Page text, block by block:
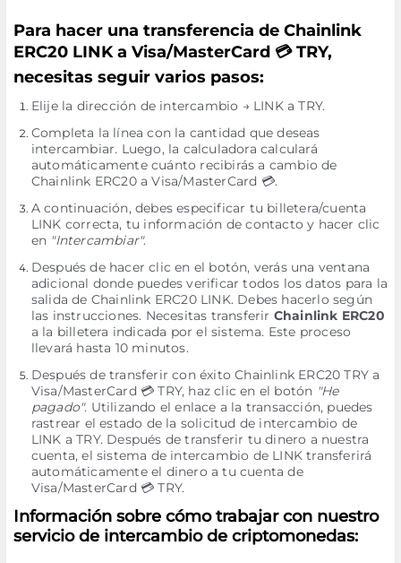
Para hacer una transferencia de Chainlink
ERC20 LINK a Visa/MasterCard 💳 TRY,
necesitas seguir varios pasos:
Elije la dirección de intercambio → LINK a TRY.
Completa la línea con la cantidad que deseas
intercambiar. Luego, la calculadora calculará
automáticamente cuánto recibirás a cambio de
Chainlink ERC20 a Visa/MasterCard 💳.
A continuación, debes especificar tu billetera/cuenta
LINK correcta, tu información de contacto y hacer clic
en "Intercambiar".
Después de hacer clic en el botón, verás una ventana
adicional donde puedes verificar todos los datos para la
salida de Chainlink ERC20 LINK. Debes hacerlo según
las instrucciones. Necesitas transferir Chainlink ERC20
a la billetera indicada por el sistema. Este proceso
llevará hasta 10 minutos.
Después de transferir con éxito Chainlink ERC20 TRY a
Visa/MasterCard 💳 TRY, haz clic en el botón "He
pagado". Utilizando el enlace a la transacción, puedes
rastrear el estado de la solicitud de intercambio de
LINK a TRY. Después de transferir tu dinero a nuestra
cuenta, el sistema de intercambio de LINK transferirá
automáticamente el dinero a tu cuenta de
Visa/MasterCard 💳 TRY.
Información sobre cómo trabajar con nuestro
servicio de intercambio de criptomonedas: